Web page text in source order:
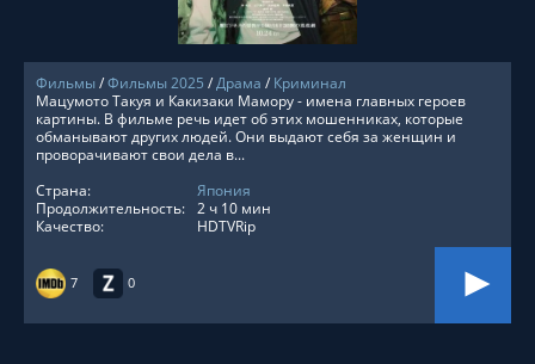
Фильмы/Фильмы 2025 /Драма / Криминал
7 0
Мацумото Такуя и Какизаки Мамору - имена главных героев
картины. В фильме речь идет об этих мошенниках, которые
обманывают других людей. Они выдают себя за женщин и
проворачивают свои дела в...
Страна:
Япония
Продолжительность: 2 ч 10 мин
Качество:
HDTVRip